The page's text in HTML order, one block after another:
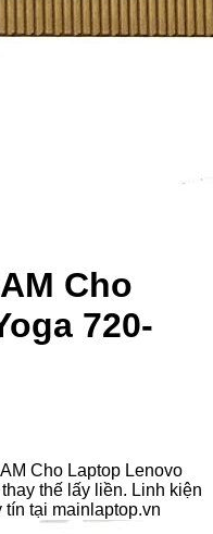
Cho
720-
Cho Laptop Lenovo
thế lấy liền. Linh kiện
tại mainlaptop.vn